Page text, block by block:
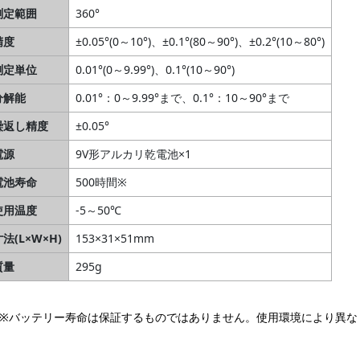
定範囲
360°
度
±0.05°(0～10°)、±0.1°(80～90°)、±0.2°(10～80°)
定単位
0.01°(0～9.99°)、0.1°(10～90°)
解能
0.01°：0～9.99°まで、0.1°：10～90°まで
返し精度
±0.05°
源
9V形アルカリ乾電池×1
池寿命
500時間※
用温度
-5～50℃
法(L×W×H)
153×31×51mm
量
295g
ッテリー寿命は保証するものではありません。使用環境により異な